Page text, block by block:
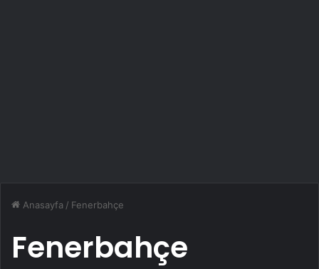
Anasayfa / Fenerbahçe
Fenerbahçe